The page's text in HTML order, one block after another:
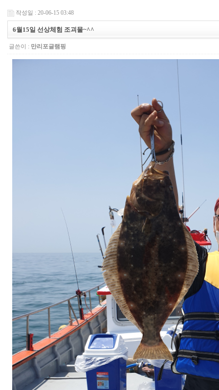
작성일 : 20-06-15 03:48
6월15일 선상체험 조괴물~^^
글쓴이 : 만리포글램핑